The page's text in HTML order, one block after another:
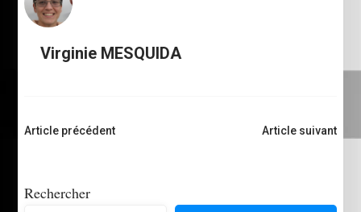
Virginie MESQUIDA
Navigation
Article précédent Article suivant
Rechercher